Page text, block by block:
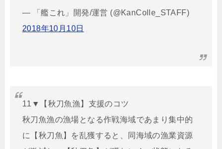
— 「艦これ」開発/運営 (@KanColle_STAFF)
2018年10月10日
11▼【秋刀魚漁】支援のコツ
秋刀魚漁の漁場となる作戦海域であまり集中的
に【秋刀魚】を乱獲すると、同海域の漁業資源